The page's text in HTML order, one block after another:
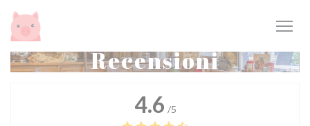
Personalizzazione delle tue scelte sui cookie
Recensioni
4.6 /5